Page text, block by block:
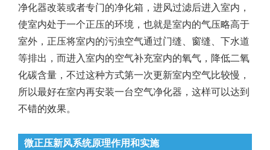
净化器改装或者专门的净化箱，进风过滤后进入室内，
使室内处于一个正压的环境，也就是室内的气压略高于
室外，正压将室内的污浊空气通过门缝、窗缝、下水道
等排出，而进入室内的空气补充室内的氧气，降低二氧
化碳含量，不过这种方式第一次更新室内空气比较慢，
所以最好在室内再安装一台空气净化器，这样可以达到
不错的效果。
微正压新风系统原理作用和实施